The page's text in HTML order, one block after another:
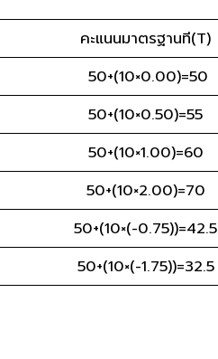
คะแนนมาตรฐานที(T)
50+(10×0.00)=50
50+(10×0.50)=55
50+(10×1.00)=60
50+(10×2.00)=70
50+(10×(-0.75))=42.5
50+(10×(-1.75))=32.5